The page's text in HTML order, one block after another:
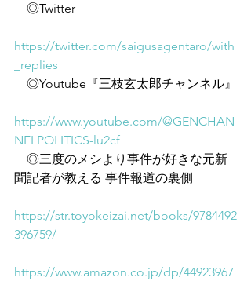
◎Twitter
https://twitter.com/saigusagentaro/with
_replies
◎Youtube『三枝玄太郎チャンネル』
https://www.youtube.com/@GENCHAN
NELPOLITICS-lu2cf
◎三度のメシより事件が好きな元新
聞記者が教える 事件報道の裏側
https://str.toyokeizai.net/books/9784492
396759/
https://www.amazon.co.jp/dp/44923967